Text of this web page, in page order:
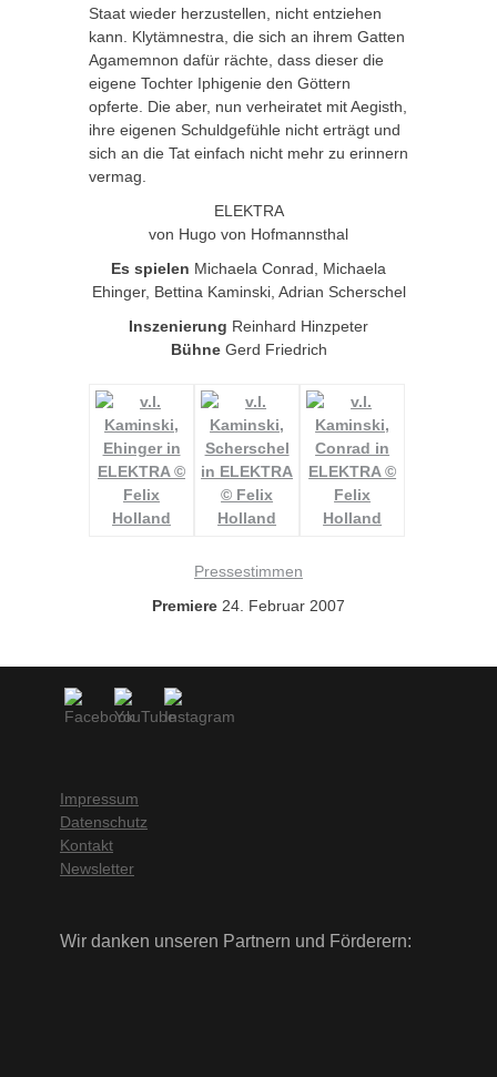
Staat wieder herzustellen, nicht entziehen
kann. Klytämnestra, die sich an ihrem Gatten
Agamemnon dafür rächte, dass dieser die
eigene Tochter Iphigenie den Göttern
opferte. Die aber, nun verheiratet mit Aegisth,
ihre eigenen Schuldgefühle nicht erträgt und
sich an die Tat einfach nicht mehr zu erinnern
vermag.
ELEKTRA
von Hugo von Hofmannsthal
Es spielen Michaela Conrad, Michaela
Ehinger, Bettina Kaminski, Adrian Scherschel
Inszenierung Reinhard Hinzpeter
Bühne Gerd Friedrich
Pressestimmen
Premiere 24. Februar 2007
Impressum
Datenschutz
Kontakt
Newsletter
Wir danken unseren Partnern und Förderern: